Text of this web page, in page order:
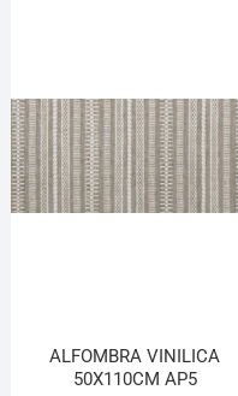
ALFOMBRA VINILICA
50X110CM AP5